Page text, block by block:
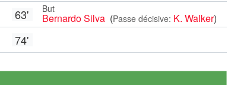
63' But
Bernardo Silva (Passe décisive: K. Walker)
74'